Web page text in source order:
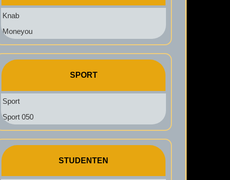
Knab
Moneyou
SPORT
Sport
Sport 050
STUDENTEN